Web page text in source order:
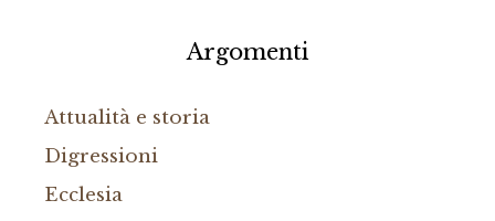
Argomenti
Attualità e storia
Digressioni
Ecclesia